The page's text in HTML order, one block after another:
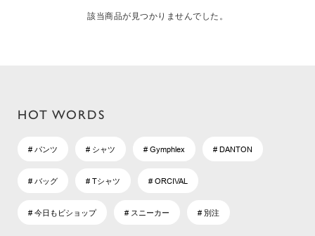
該当商品が見つかりませんでした。
HOT WORDS
# パンツ # シャツ # Gymphlex # DANTON
# バッグ # Tシャツ # ORCIVAL
# 今日もビショップ # スニーカー # 別注